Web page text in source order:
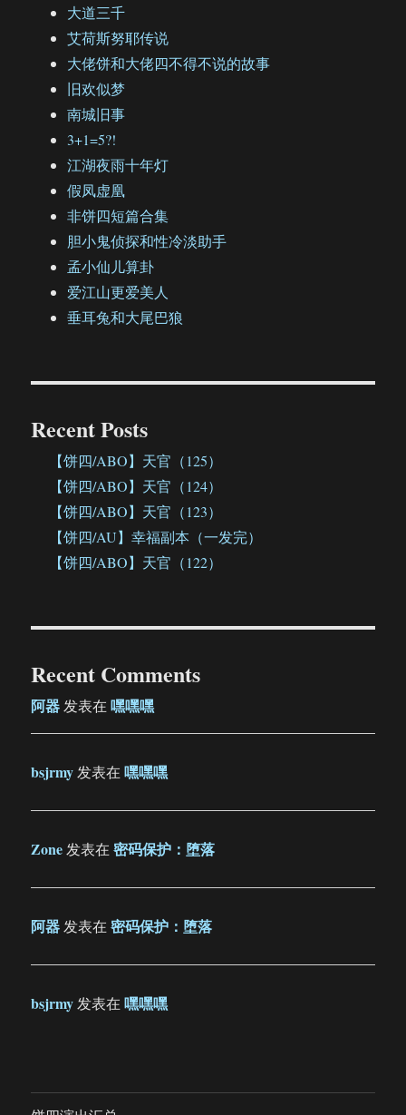
大道三千
艾荷斯努耶传说
大佬饼和大佬四不得不说的故事
旧欢似梦
南城旧事
3+1=5?!
江湖夜雨十年灯
假凤虚凰
非饼四短篇合集
胆小鬼侦探和性冷淡助手
孟小仙儿算卦
爱江山更爱美人
垂耳兔和大尾巴狼
Recent Posts
【饼四/ABO】天官（125）
【饼四/ABO】天官（124）
【饼四/ABO】天官（123）
【饼四/AU】幸福副本（一发完）
【饼四/ABO】天官（122）
Recent Comments
阿器发表在嘿嘿嘿
bsjrmy发表在嘿嘿嘿
Zone发表在密码保护：堕落
阿器发表在密码保护：堕落
bsjrmy发表在嘿嘿嘿